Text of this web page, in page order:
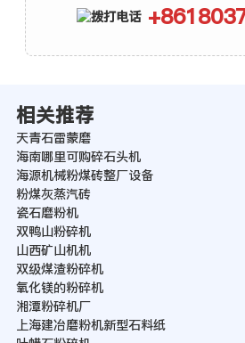
相关推荐
天青石雷蒙磨
海南哪里可购碎石头机
海源机械粉煤砖整厂设备
粉煤灰蒸汽砖
瓷石磨粉机
双鸭山粉碎机
山西矿山机机
双级煤渣粉碎机
氧化镁的粉碎机
湘潭粉碎机厂
上海建冶磨粉机新型石料纸